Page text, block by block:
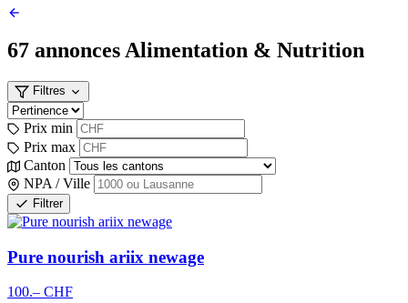
67 annonces Alimentation & Nutrition
Filtres
Prix min
Prix max
Canton
NPA / Ville
Filtrer
Pure nourish ariix newage
100.– CHF